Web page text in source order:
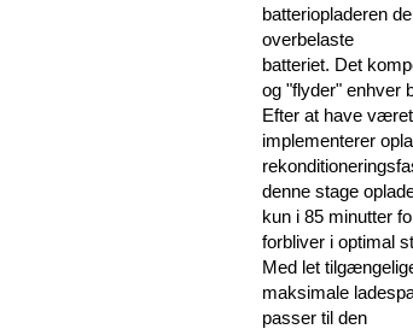
batteriopladeren
overbelaste
batteriet. Det
og "flyder" enhver
Efter at have
implementerer
denne stage
kun i 85 minutter
forbliver i optimal
Med let
maksimale
passer til den